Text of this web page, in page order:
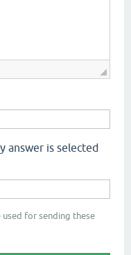
answer is selected
for sending these